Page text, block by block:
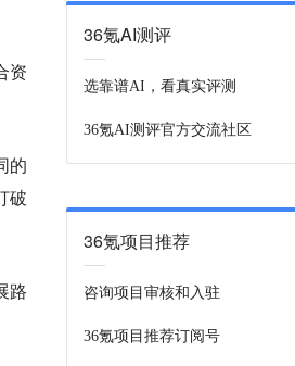
资
的
破
路
36氪AI测评
选靠谱AI，看真实评测
36氪AI测评官方交流社区
36氪项目推荐
咨询项目审核和入驻
36氪项目推荐订阅号